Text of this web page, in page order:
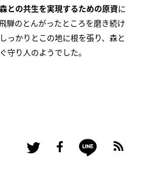
との共生を実現するための原資に
騨のとんがったところを磨き続け
っかりとこの地に根を張り、森と
守り人のようでした。